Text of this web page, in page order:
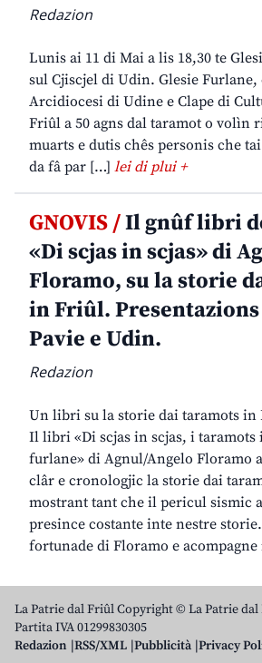
Redazion
Lunis ai 11 di Mai a lis 18,30 te
sul Cjiscjel di Udin. Glesie Furlane,
Arcidiocesi di Udine e Clape di
Friûl a 50 agns dal taramot o volìn
muarts e dutis chês personis che
da fâ par […] lei di plui +
GNOVIS /Il gnûf libri
«Di scjas in scjas» di
Floramo, su la storie
in Friûl. Presentazions
Pavie e Udin.
Redazion
Un libri su la storie dai taramots in
Il libri «Di scjas in scjas, i taramots
furlane» di Agnul/Angelo Floramo
clâr e cronologjic la storie dai
mostrant tant che il pericul sismic
presince costante inte nestre
fortunade di Floramo e
La Patrie dal Friûl Copyright © La Patrie
Partita IVA 01299830305
Redazion RSS/XML Pubblicità Privacy